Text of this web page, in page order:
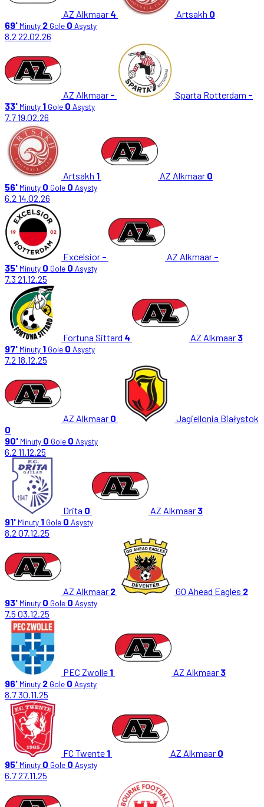
AZ Alkmaar 4 Artsakh 0
69' Minuty 2 Gole 0 Asysty
8.2 22.02.26
AZ Alkmaar - Sparta Rotterdam -
33' Minuty 1 Gole 0 Asysty
7.719.02.26
Artsakh 1 AZ Alkmaar 0
56' Minuty 0 Gole 0 Asysty
6.2 14.02.26
Excelsior - AZ Alkmaar -
35' Minuty 0 Gole 0 Asysty
7.3 21.12.25
Fortuna Sittard 4 AZ Alkmaar 3
97' Minuty 1 Gole 0 Asysty
7.2 18.12.25
AZ Alkmaar 0
Jagiellonia Białystok
0
90' Minuty 0 Gole 0 Asysty
6.2 11.12.25
Drita 0 AZ Alkmaar 3
91' Minuty 1 Gole 0 Asysty
8.2 07.12.25
AZ Alkmaar 2 GO Ahead Eagles 2
93' Minuty 0 Gole 0 Asysty
7.5 03.12.25
PEC Zwolle 1 AZ Alkmaar 3
96' Minuty 2 Gole 0 Asysty
8.730.11.25
FC Twente 1 AZ Alkmaar 0
95' Minuty 0 Gole 0 Asysty
6.727.11.25